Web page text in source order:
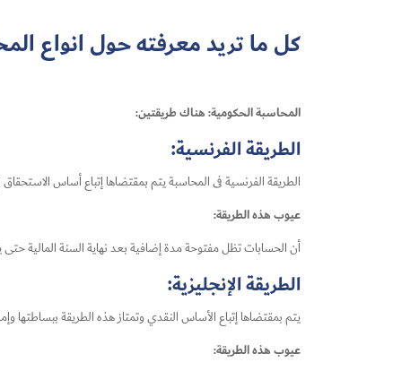
كل ما تريد معرفته حول انواع
المحاسبة الحكومية: هناك طريقتين:
الطريقة الفرنسية:
الطريقة الفرنسية فى المحاسبة يتم بمقتضاها إتباع أساس
عيوب هذه الطريقة:
أن الحسابات تظل مفتوحة مدة إضافية بعد نهاية السنة المالية
الطريقة الإنجليزية:
يتم بمقتضاها إتباع الأساس النقدي وتمتاز هذه الطريقة ببساطتها
عيوب هذه الطريقة: